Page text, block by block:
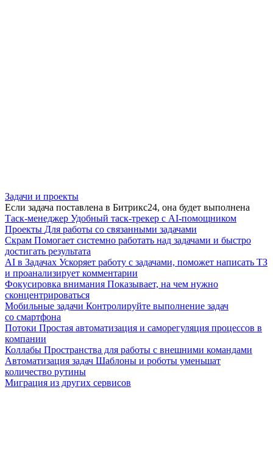
Задачи и проекты
Если задача поставлена в Битрикс24, она будет выполнена
Таск-менеджер Удобный таск-трекер с AI-помощником
Проекты Для работы со связанными задачами
Скрам Помогает системно работать над задачами и быстро
достигать результата
AI в Задачах Ускоряет работу с задачами, поможет написать ТЗ
и проанализирует комментарии
Фокусировка внимания Показывает, на чем нужно
сконцентрироваться
Мобильные задачи Контролируйте выполнение задач
со смартфона
Потоки Простая автоматизация и саморегуляция процессов в
компании
Коллабы Пространства для работы с внешними командами
Автоматизация задач Шаблоны и роботы уменьшат
количество рутины
Миграция из других сервисов